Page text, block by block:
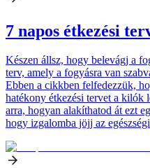
7 napos étkezési
Készen állsz, hogy belevágj a
terv, amely a fogyásra van
Ebben a cikkben felfedezzük,
hatékony étkezési tervet a kilók
arra, hogyan alakíthatod át ezt
hogy izgalomba jöjj az